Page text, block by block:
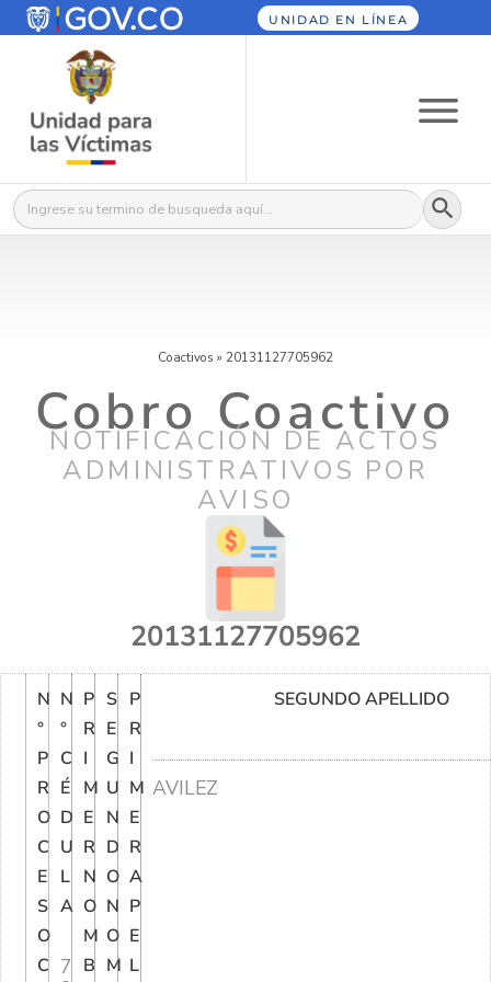
UNIDAD EN LÍNEA
Buscar: Botón
Coactivos » 20131127705962
Cobro Coactivo
NOTIFICACIÓN DE ACTOS
ADMINISTRATIVOS POR
AVISO
20131127705962
N
°
P
R
O
C
E
S
O
C
N
°
C
É
D
U
L
A
7
P
R
I
M
E
R
N
O
M
B
S
E
G
U
N
D
O
N
O
M
P
R
I
M
E
R
A
P
E
L
SEGUNDO APELLIDO
AVILEZ